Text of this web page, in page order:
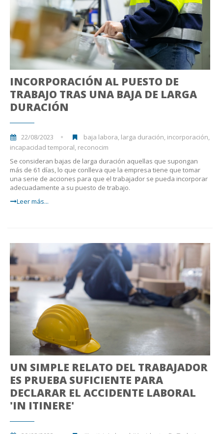
INCORPORACIÓN AL PUESTO DE
TRABAJO TRAS UNA BAJA DE LARGA
DURACIÓN
22/08/2023
baja labora, larga duración, incorporación,
incapacidad temporal, reconocim
Se consideran bajas de larga duración aquellas que supongan
más de 61 días, lo que conlleva que la empresa tiene que tomar
una serie de acciones para que el trabajador se pueda incorporar
adecuadamente a su puesto de trabajo.
Leer más...
UN SIMPLE RELATO DEL TRABAJADOR
ES PRUEBA SUFICIENTE PARA
DECLARAR EL ACCIDENTE LABORAL
'IN ITINERE'